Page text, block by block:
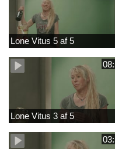
Lone Vitus 5 af 5
Lone Vitus 3 af 5